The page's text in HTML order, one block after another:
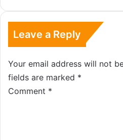
Leave a Reply
Your email address will not
fields are marked *
Comment *